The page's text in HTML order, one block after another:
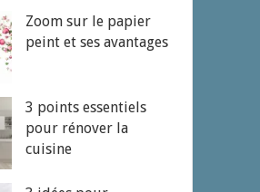
Zoom sur le papier
peint et ses avantages
3 points essentiels
pour rénover la
cuisine